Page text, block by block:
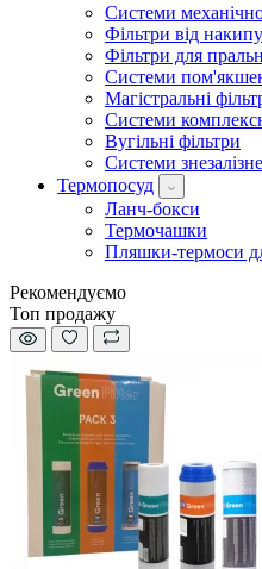
Системи
Фільтри від накипу
Фільтри для
Системи
Магістральні
Системи
Вугільні фільтри
Системи
Термопосуд
Ланч-бокси
Термочашки
Пляшки-термоси
Рекомендуємо
Топ продажу